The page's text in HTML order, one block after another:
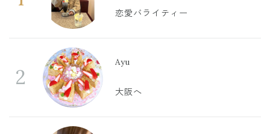
恋愛バライティー
2
Ayu
大阪へ